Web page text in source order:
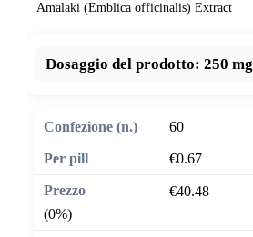
Amalaki (Emblica officinalis) Extract
Dosaggio del prodotto: 250 mg
60
€0.67
€40.48
(0%)